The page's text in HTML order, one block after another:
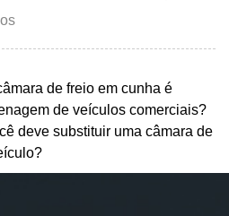
de freio em cunha é
de veículos comerciais?
deve substituir uma câmara de